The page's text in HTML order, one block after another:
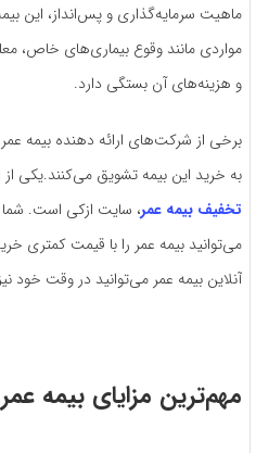
ماهیت سرمایه‌گذاری و پس‌انداز، این
مواردی مانند وقوع بیماری‌های خاص،
و هزینه‌های آن بستگی دارد.
برخی از شرکت‌های ارائه دهنده بیمه
به خرید این بیمه تشویق می‌کنند.یکی
تخفیف بیمه عمر، سایت ازکی است.
می‌توانید بیمه عمر را با قیمت کمتری
آنلاین بیمه عمر می‌توانید در وقت خود
مهم‌ترین مزایای بیمه